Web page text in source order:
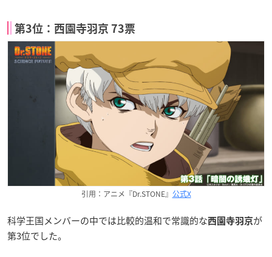
第3位：西園寺羽京 73票
引用：アニメ『Dr.STONE』 公式X
科学王国メンバーの中では比較的温和で常識的な西園寺羽京が
第3位でした。